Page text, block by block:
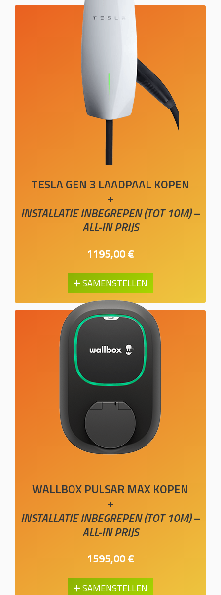
TESLA GEN 3 LAADPAAL KOPEN
+
INSTALLATIE INBEGREPEN (TOT 10M) –
ALL-IN PRIJS
1195,00 €
➕ SAMENSTELLEN
WALLBOX PULSAR MAX KOPEN
+
INSTALLATIE INBEGREPEN (TOT 10M) –
ALL-IN PRIJS
1595,00 €
➕ SAMENSTELLEN